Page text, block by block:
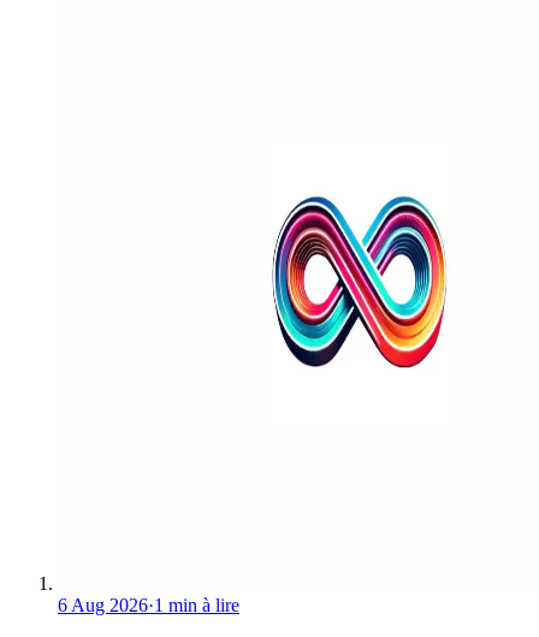
6 Aug 2026·1 min à lire